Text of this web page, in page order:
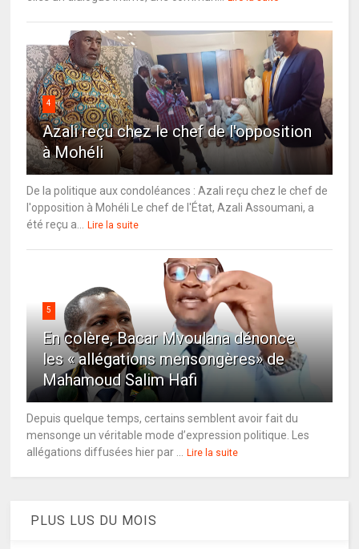
4
Azali reçu chez le chef de l'opposition
à Mohéli
De la politique aux condoléances : Azali reçu chez le chef de
l'opposition à Mohéli Le chef de l'État, Azali Assoumani, a
été reçu a... Lire la suite
5
En colère, Bacar Mvoulana dénonce
les « allégations mensongères» de
Mahamoud Salim Hafi
Depuis quelque temps, certains semblent avoir fait du
mensonge un véritable mode d’expression politique. Les
allégations diffusées hier par ... Lire la suite
PLUS LUS DU MOIS